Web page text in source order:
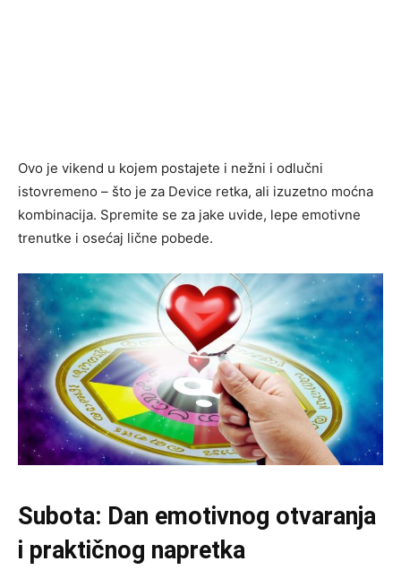
Ovo je vikend u kojem postajete i nežni i odlučni
istovremeno – što je za Device retka, ali izuzetno moćna
kombinacija. Spremite se za jake uvide, lepe emotivne
trenutke i osećaj lične pobede.
Subota: Dan emotivnog otvaranja
i praktičnog napretka